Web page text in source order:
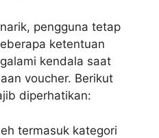
pengguna tetap
ketentuan
kendala saat
voucher. Berikut
diperhatikan:
termasuk kategori